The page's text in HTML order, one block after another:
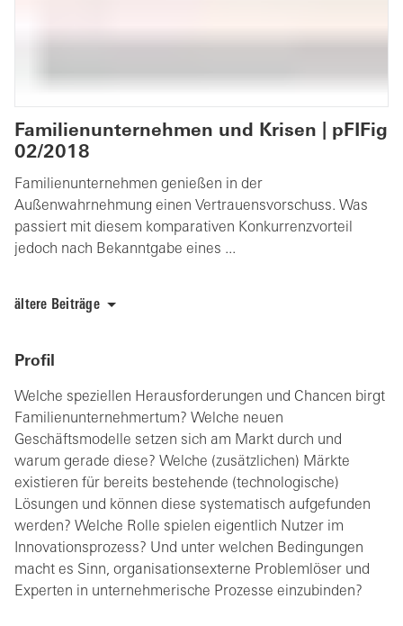
Familienunternehmen und Krisen | pFIFig
02/2018
Familienunternehmen genießen in der
Außenwahrnehmung einen Vertrauensvorschuss. Was
passiert mit diesem komparativen Konkurrenzvorteil
jedoch nach Bekanntgabe eines ...
ältere Beiträge
Profil
Welche speziellen Herausforderungen und Chancen birgt
Familienunternehmertum? Welche neuen
Geschäftsmodelle setzen sich am Markt durch und
warum gerade diese? Welche (zusätzlichen) Märkte
existieren für bereits bestehende (technologische)
Lösungen und können diese systematisch aufgefunden
werden? Welche Rolle spielen eigentlich Nutzer im
Innovationsprozess? Und unter welchen Bedingungen
macht es Sinn, organisationsexterne Problemlöser und
Experten in unternehmerische Prozesse einzubinden?